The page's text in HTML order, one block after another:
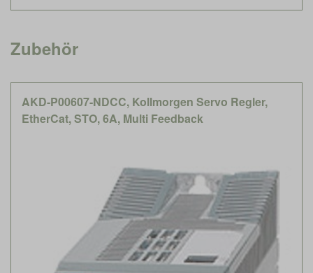
Zubehör
AKD-P00607-NDCC, Kollmorgen Servo Regler,
EtherCat, STO, 6A, Multi Feedback